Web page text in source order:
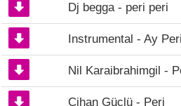
Dj begga - peri peri
Instrumental - Ay Peri
Nil Karaibrahimgil -
Cihan Güçlü - Peri